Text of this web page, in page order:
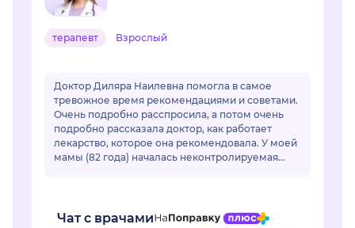
терапевт Взрослый
Доктор Диляра Наилевна помогла в самое
тревожное время рекомендациями и советами.
Очень подробно расспросила, а потом очень
подробно рассказала доктор, как работает
лекарство, которое она рекомендовала. У моей
мамы (82 года) началась неконтролируемая
Чат с врачами